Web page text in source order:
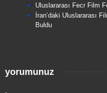
Uluslararası Fecr Film
İran’daki Uluslararası
Buldu
yorumunuz